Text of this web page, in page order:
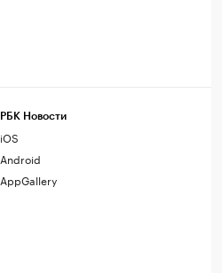
РБК Новости
iOS
Android
AppGallery